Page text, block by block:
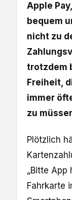
Apple
bequem
nicht zu
trotzdem
Freiheit,
immer
zu
Plötzlich
„Bitte App
Fahrkarte